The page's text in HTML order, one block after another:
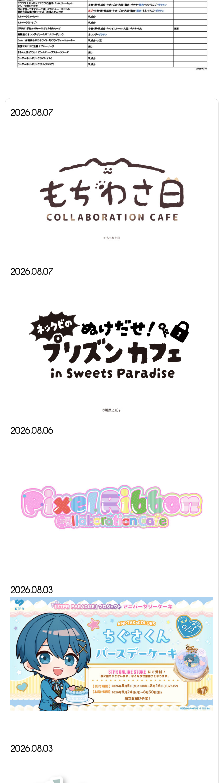
2026.08.07
2026.08.07
2026.08.06
2026.08.03
2026.08.03